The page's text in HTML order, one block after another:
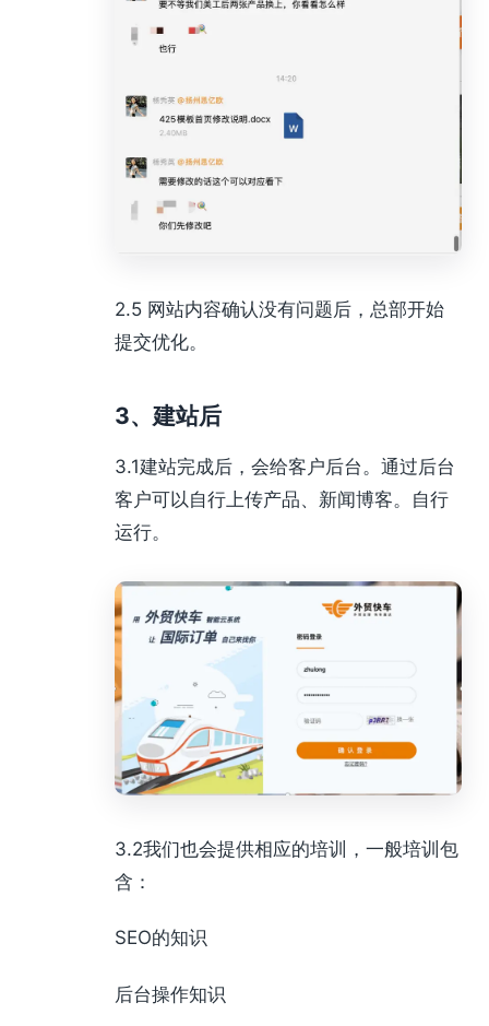
2.5 网站内容确认没有问题后，总部开始
提交优化。
3、建站后
3.1建站完成后，会给客户后台。通过后台
客户可以自行上传产品、新闻博客。自行
运行。
3.2我们也会提供相应的培训，一般培训包
含：
SEO的知识
后台操作知识